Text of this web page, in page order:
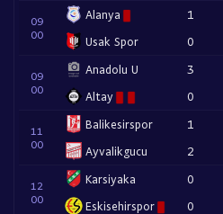
09
00
Alanya
Usak Spor
1
0
09
00
Anadolu U
Altay
3
0
11
00
Balikesirspor
Ayvalikgucu
1
2
12
00
Karsiyaka
Eskisehirspor
0
0